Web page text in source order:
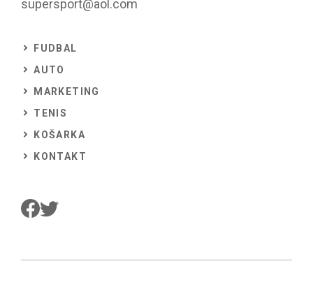
supersport@aol.com
FUDBAL
AUTO
MARKETING
TENIS
KOŠARKA
KONTAKT